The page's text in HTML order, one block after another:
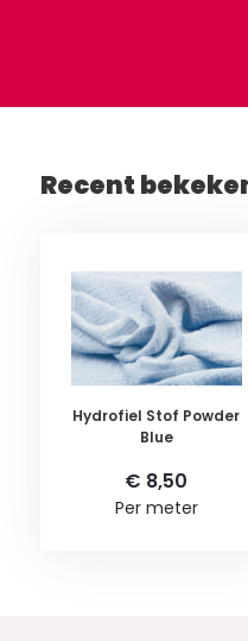
Recent
Hydrofiel Stof Powder
Blue
€ 8,50
Per meter